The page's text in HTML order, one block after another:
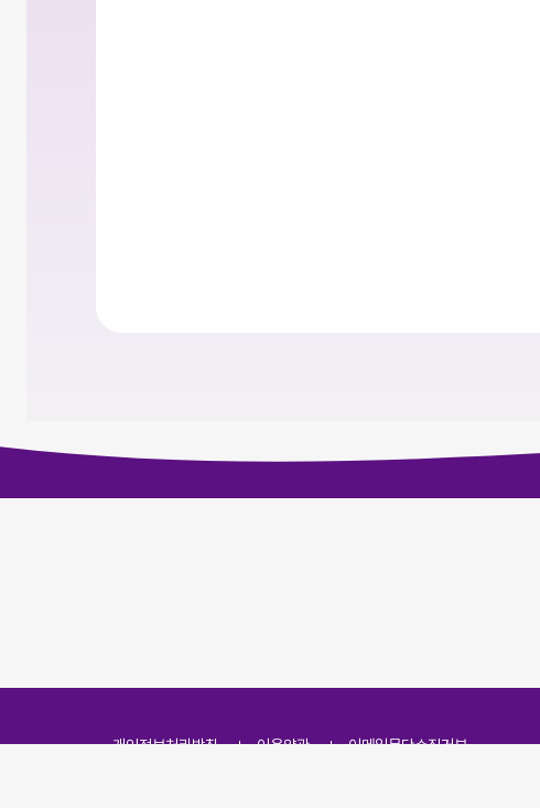
개인정보처리방침 이용약관 이메일무단수집거부